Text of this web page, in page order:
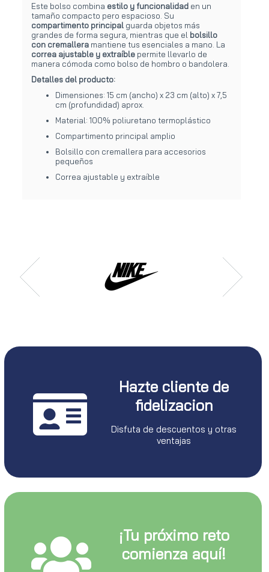
Este bolso combina estilo y funcionalidad en un
tamaño compacto pero espacioso. Su
compartimento principal guarda objetos más
grandes de forma segura, mientras que el bolsillo
con cremallera mantiene tus esenciales a mano. La
correa ajustable y extraíble permite llevarlo de
manera cómoda como bolso de hombro o bandolera.
Detalles del producto:
Dimensiones: 15 cm (ancho) x 23 cm (alto) x 7,5
cm (profundidad) aprox.
Material: 100% poliuretano termoplástico
Compartimento principal amplio
Bolsillo con cremallera para accesorios
pequeños
Correa ajustable y extraíble
Hazte cliente de
fidelizacion
Disfuta de descuentos y otras
ventajas
¡Tu próximo reto
comienza aquí!